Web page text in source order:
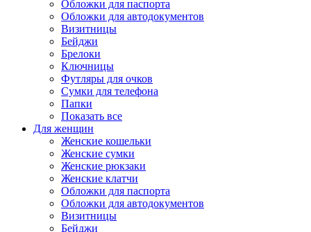
Обложки для паспорта
Обложки для автодокументов
Визитницы
Бейджи
Брелоки
Ключницы
Футляры для очков
Сумки для телефона
Папки
Показать все
Для женщин
Женские кошельки
Женские сумки
Женские рюкзаки
Женские клатчи
Обложки для паспорта
Обложки для автодокументов
Визитницы
Бейджи